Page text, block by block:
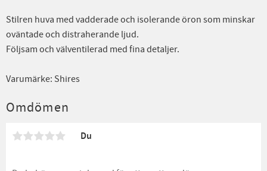
Stilren huva med vadderade och isolerande öron som minskar
oväntade och distraherande ljud.
Följsam och välventilerad med fina detaljer.
Varumärke: Shires
Omdömen
Du